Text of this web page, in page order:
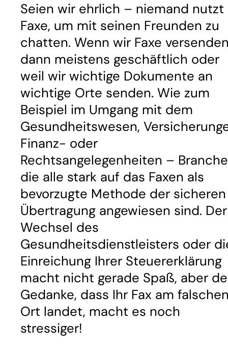
Seien wir ehrlich – niemand nutzt
Faxe, um mit seinen Freunden zu
chatten. Wenn wir Faxe
dann meistens geschäftlich oder
weil wir wichtige Dokumente an
wichtige Orte senden. Wie zum
Beispiel im Umgang mit dem
Gesundheitswesen,
Finanz- oder
Rechtsangelegenheiten –
die alle stark auf das Faxen als
bevorzugte Methode der sicheren
Übertragung angewiesen sind. Der
Wechsel des
Gesundheitsdienstleisters oder
Einreichung Ihrer Steuererklärung
macht nicht gerade Spaß, aber
Gedanke, dass Ihr Fax am
Ort landet, macht es noch
stressiger!